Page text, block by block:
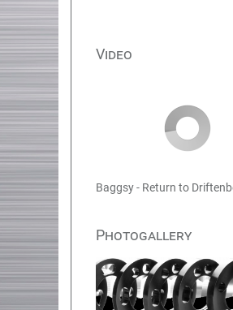
Video
Baggsy - Return to
Photogallery